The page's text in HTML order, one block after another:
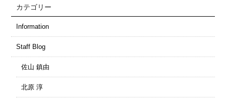
カテゴリー
Information
Staff Blog
佐山 鎮由
北原 淳